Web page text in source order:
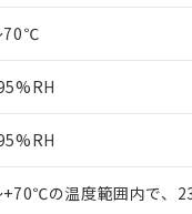
70℃
+70℃の温度範囲内で、
在庫状況お
い。
オムロン制
在庫状況お
ル（DBP） 1000ppm
但し、RoHS指令で産業
フタル酸エステル類の
※2 対応予定月
「－」：未確認で
*中国RoHS10物質の基
Cr(Ⅵ)(六価クロム) :
DBP(フタル酸ジブチル
※2 環境保護使
当社は貴社
当社は、貴
また当社は
号
○ 一定数
△ 一定数